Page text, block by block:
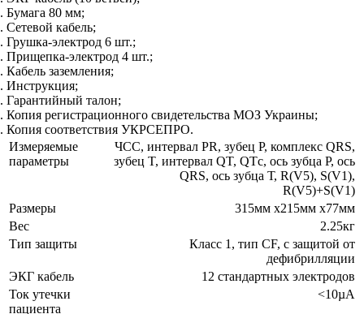
Бумага 80 мм;
Сетевой кабель;
Грушка-электрод 6 шт.;
Прищепка-электрод 4 шт.;
Кабель заземления;
Инструкция;
Гарантийный талон;
Копия регистрационного свидетельства МОЗ Украины;
Копия соответствия УКРСЕПРО.
Измеряемые
параметры
ЧСС, интервал PR, зубец Р, комплекс QRS,
зубец T, интервал QT, QTс, ось зубца Р, ось
QRS, ось зубца Т, R(V5), S(V1),
R(V5)+S(V1)
Размеры
315мм х215мм х77мм
Вес
2.25кг
Тип защиты
Класс 1, тип CF, с защитой от
дефибрилляции
ЭКГ кабель
12 стандартных электродов
Ток утечки
пациента
<10µA